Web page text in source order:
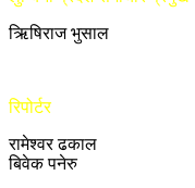
ऋिषिराज भुसाल
रिपोर्टर
रामेश्वर ढकाल
बिवेक पनेरु